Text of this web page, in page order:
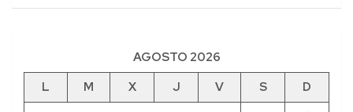
AGOSTO 2026
L
M X J V S
D